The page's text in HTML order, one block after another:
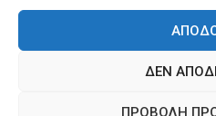
ΔΕΝ
ΠΡΟΒΟΛΉ